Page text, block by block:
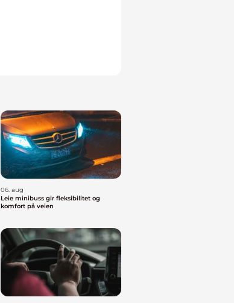
06. aug
Leie minibuss gir fleksibilitet og
komfort på veien